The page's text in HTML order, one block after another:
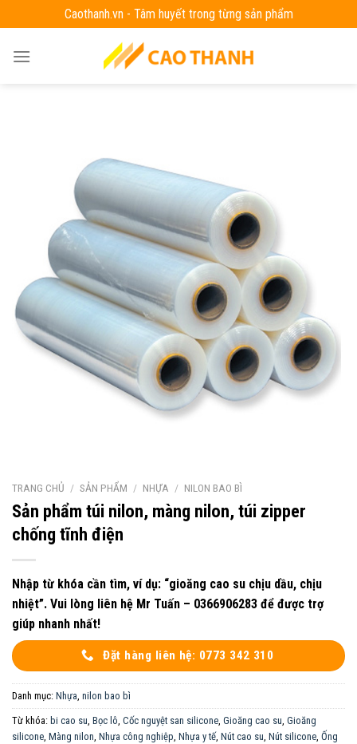
to
content
Caothanh.vn - Tâm huyết trong từng sản phẩm
TRANG CHỦ / SẢN PHẨM / NHỰA / NILON BAO BÌ
Sản phẩm túi nilon, màng nilon, túi zipper
chống tĩnh điện
Nhập từ khóa cần tìm, ví dụ: “gioăng cao su chịu dầu, chịu
nhiệt”. Vui lòng liên hệ Mr Tuấn – 0366906283 để được trợ
giúp nhanh nhất!
Đặt hàng liên hệ: 0773 342 310
Danh mục: Nhựa, nilon bao bì
Từ khóa: bi cao su, Bọc lô, Cốc nguyệt san silicone, Gioăng cao su, Gioăng
silicone, Màng nilon, Nhựa công nghiệp, Nhựa y tế, Nút cao su, Nút silicone, Ống